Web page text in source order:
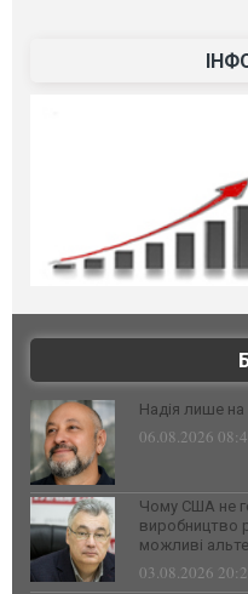
Надія лише на
06.08.2026
Чому США не
виробництво
можливі
03.08.2026